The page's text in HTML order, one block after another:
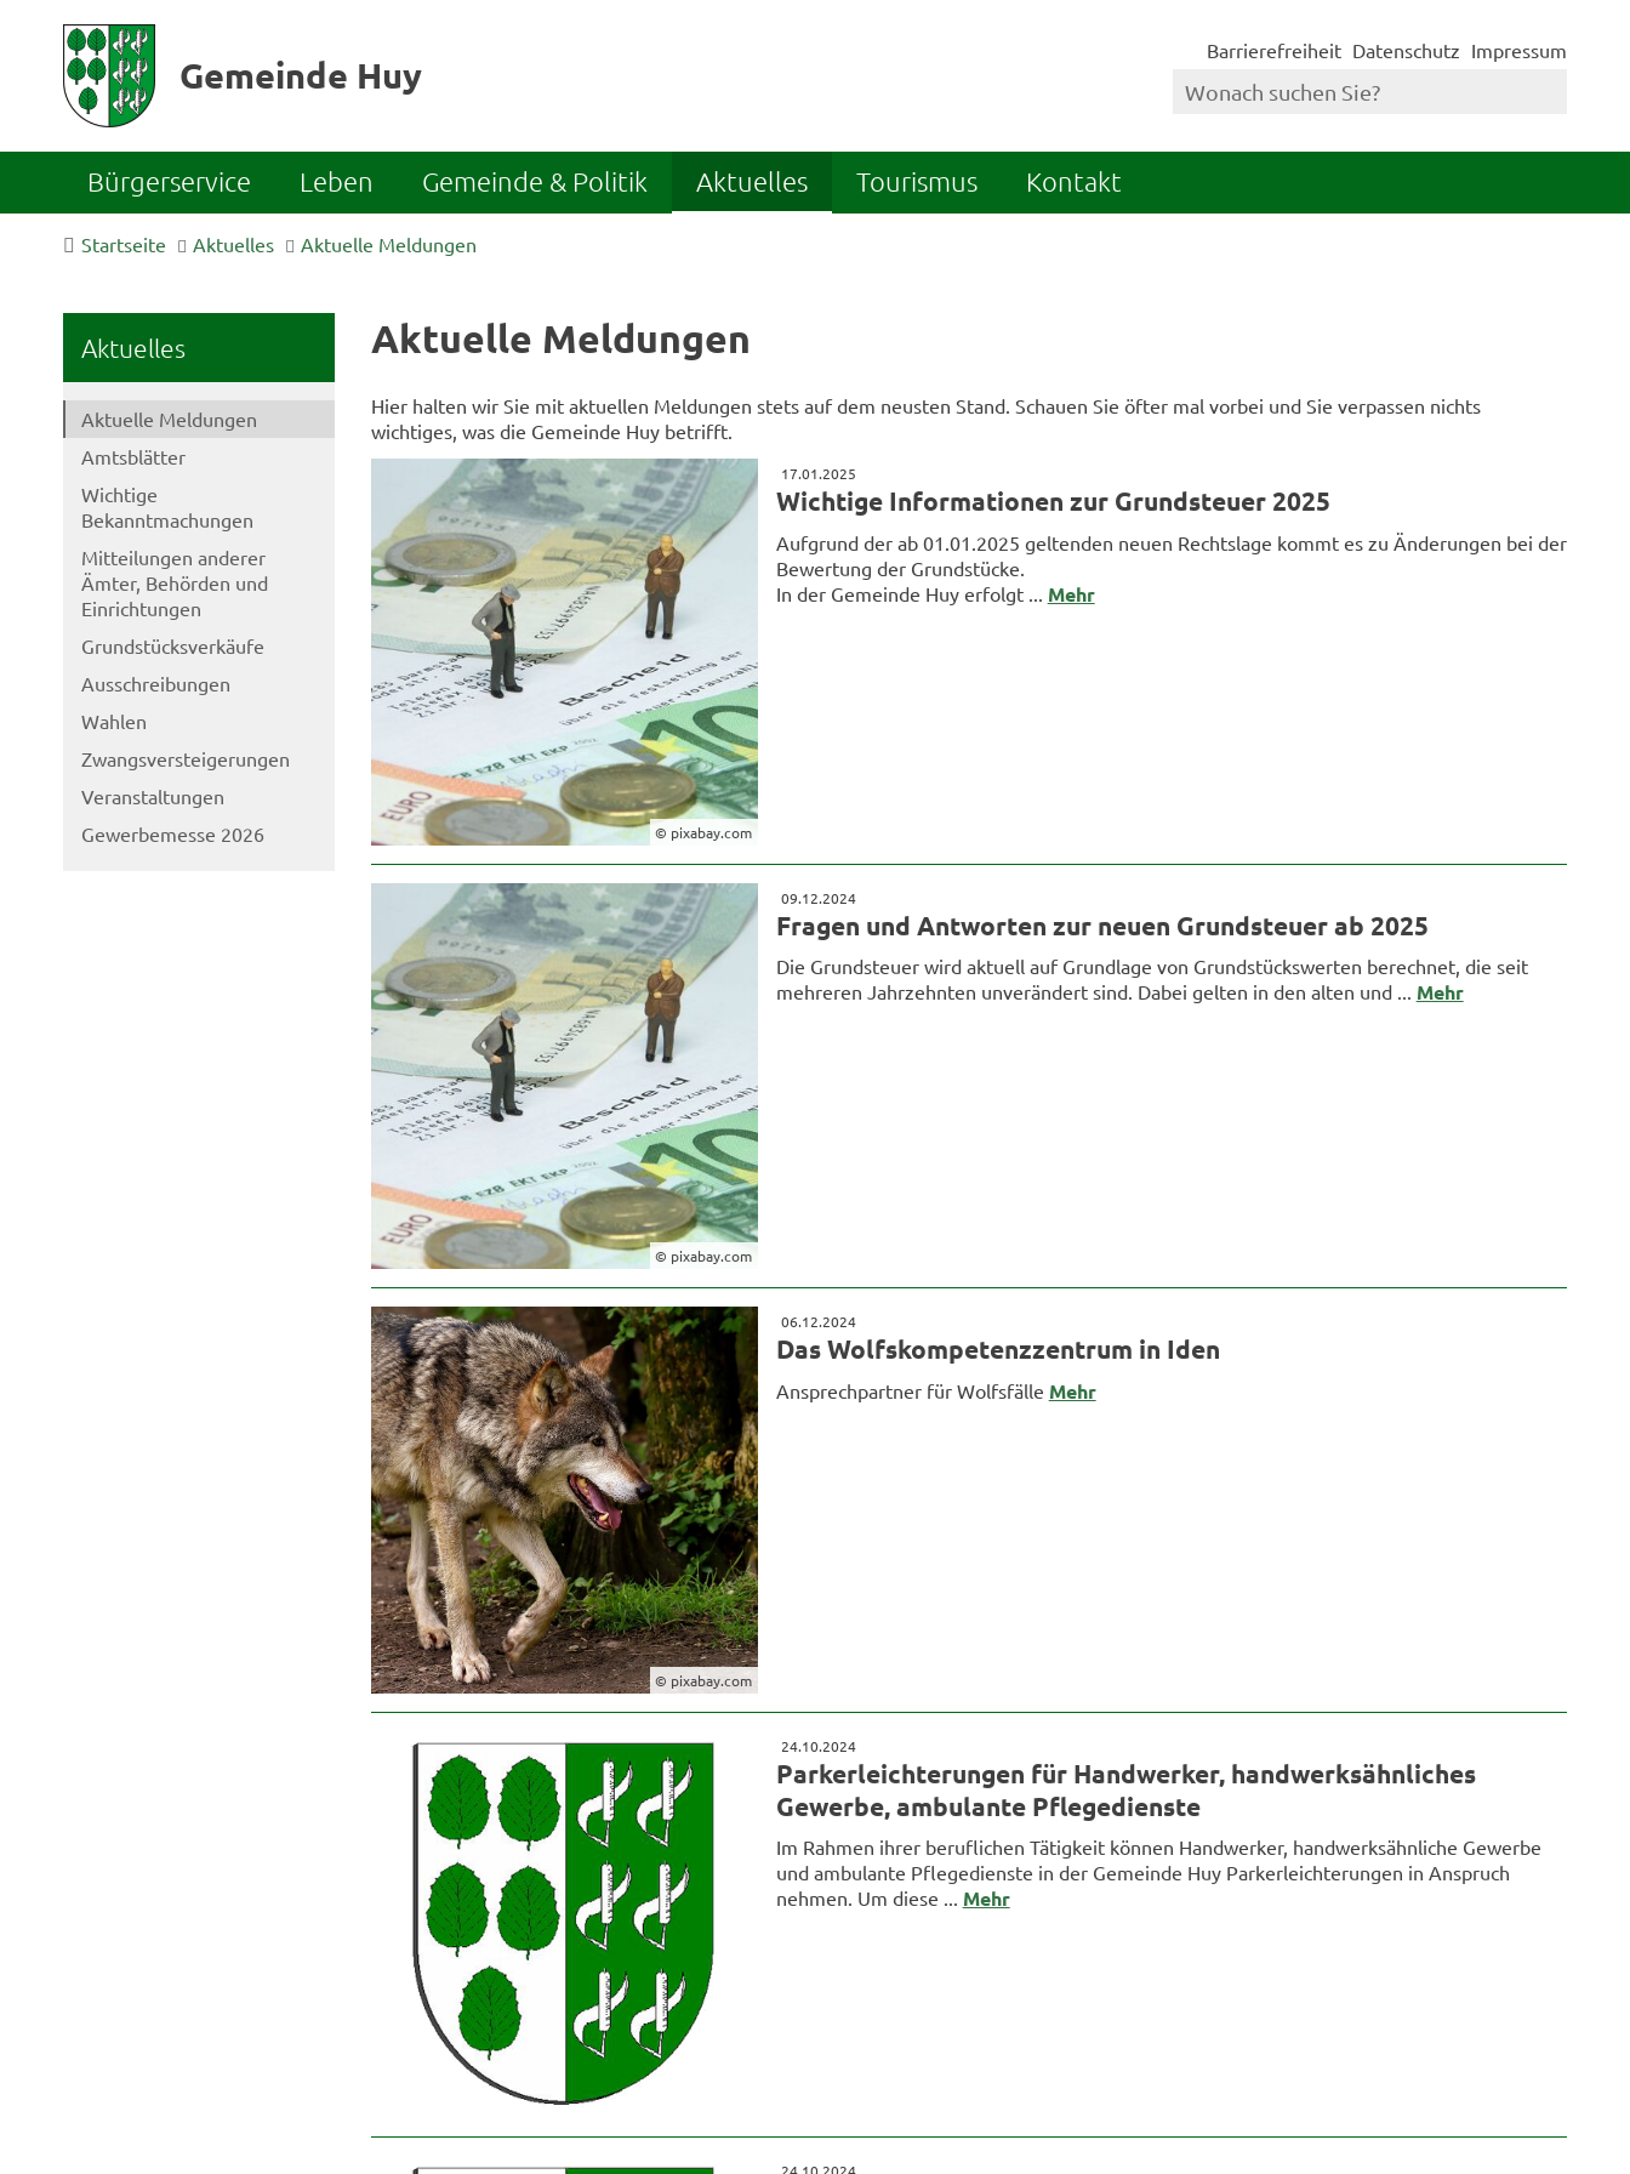
Gemeinde Huy
Barrierefreiheit Datenschutz Impressum
Bürgerservice Leben Gemeinde & Politik Aktuelles Tourismus Kontakt
Startseite Aktuelles Aktuelle Meldungen
Aktuelles
Aktuelle Meldungen
Amtsblätter
Wichtige
Bekanntmachungen
Mitteilungen anderer
Ämter, Behörden und
Einrichtungen
Grundstücksverkäufe
Ausschreibungen
Wahlen
Zwangsversteigerungen
Veranstaltungen
Gewerbemesse 2026
Aktuelle Meldungen
Hier halten wir Sie mit aktuellen Meldungen stets auf dem neusten Stand. Schauen Sie öfter mal vorbei und Sie verpassen nichts
wichtiges, was die Gemeinde Huy betrifft.
© pixabay.com
17.01.2025
Wichtige Informationen zur Grundsteuer 2025
Aufgrund der ab 01.01.2025 geltenden neuen Rechtslage kommt es zu Änderungen bei der
Bewertung der Grundstücke.
In der Gemeinde Huy erfolgt ... Mehr
© pixabay.com
09.12.2024
Fragen und Antworten zur neuen Grundsteuer ab 2025
Die Grundsteuer wird aktuell auf Grundlage von Grundstückswerten berechnet, die seit
mehreren Jahrzehnten unverändert sind. Dabei gelten in den alten und ... Mehr
© pixabay.com
06.12.2024
Das Wolfskompetenzzentrum in Iden
Ansprechpartner für Wolfsfälle Mehr
24.10.2024
Parkerleichterungen für Handwerker, handwerksähnliches
Gewerbe, ambulante Pflegedienste
Im Rahmen ihrer beruflichen Tätigkeit können Handwerker, handwerksähnliche Gewerbe
und ambulante Pflegedienste in der Gemeinde Huy Parkerleichterungen in Anspruch
nehmen. Um diese ... Mehr
24.10.2024